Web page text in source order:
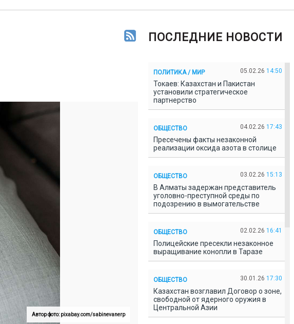
Автор фото: pixabay.com/sabinevanerp
ПОСЛЕДНИЕ НОВОСТИ
ПОЛИТИКА / МИР 05.02.26 14:50
Токаев: Казахстан и Пакистан
установили стратегическое
партнерство
ОБЩЕСТВО 04.02.26 17:43
Пресечены факты незаконной
реализации оксида азота в столице
ОБЩЕСТВО 03.02.26 15:13
В Алматы задержан представитель
уголовно-преступной среды по
подозрению в вымогательстве
ОБЩЕСТВО 02.02.26 16:41
Полицейские пресекли незаконное
выращивание конопли в Таразе
ОБЩЕСТВО 30.01.26 17:30
Казахстан возглавил Договор о зоне,
свободной от ядерного оружия в
Центральной Азии